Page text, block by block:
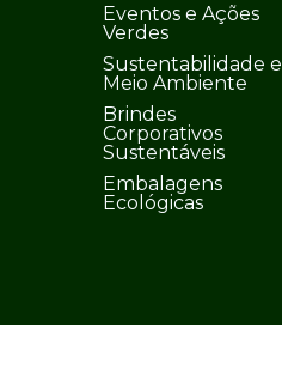
Eventos e Ações
Verdes
Sustentabilidade e
Meio Ambiente
Brindes
Corporativos
Sustentáveis
Embalagens
Ecológicas